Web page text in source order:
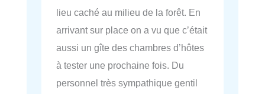
lieu caché au milieu de la forêt. En
arrivant sur place on a vu que c’était
aussi un gîte des chambres d’hôtes
à tester une prochaine fois. Du
personnel très sympathique gentil